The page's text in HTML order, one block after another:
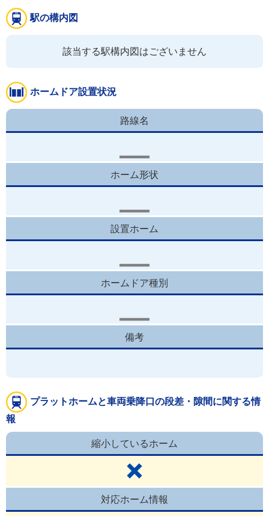
駅の構内図
該当する駅構内図はございません
ホームドア設置状況
路線名
ホーム形状
設置ホーム
ホームドア種別
備考
プラットホームと車両乗降口の段差・隙間に関する情
報
縮小しているホーム
対応ホーム情報